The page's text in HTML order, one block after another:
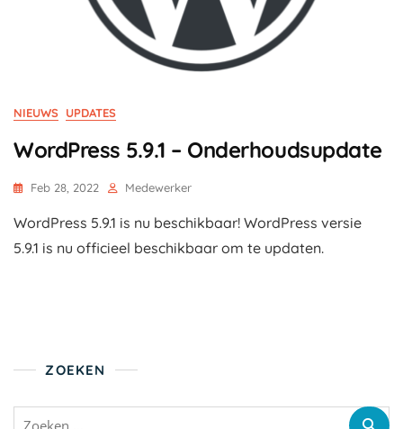
NIEUWS UPDATES
WordPress 5.9.1 – Onderhoudsupdate
Feb 28, 2022 Medewerker
WordPress 5.9.1 is nu beschikbaar! WordPress versie
5.9.1 is nu officieel beschikbaar om te updaten.
ZOEKEN
Zoeken